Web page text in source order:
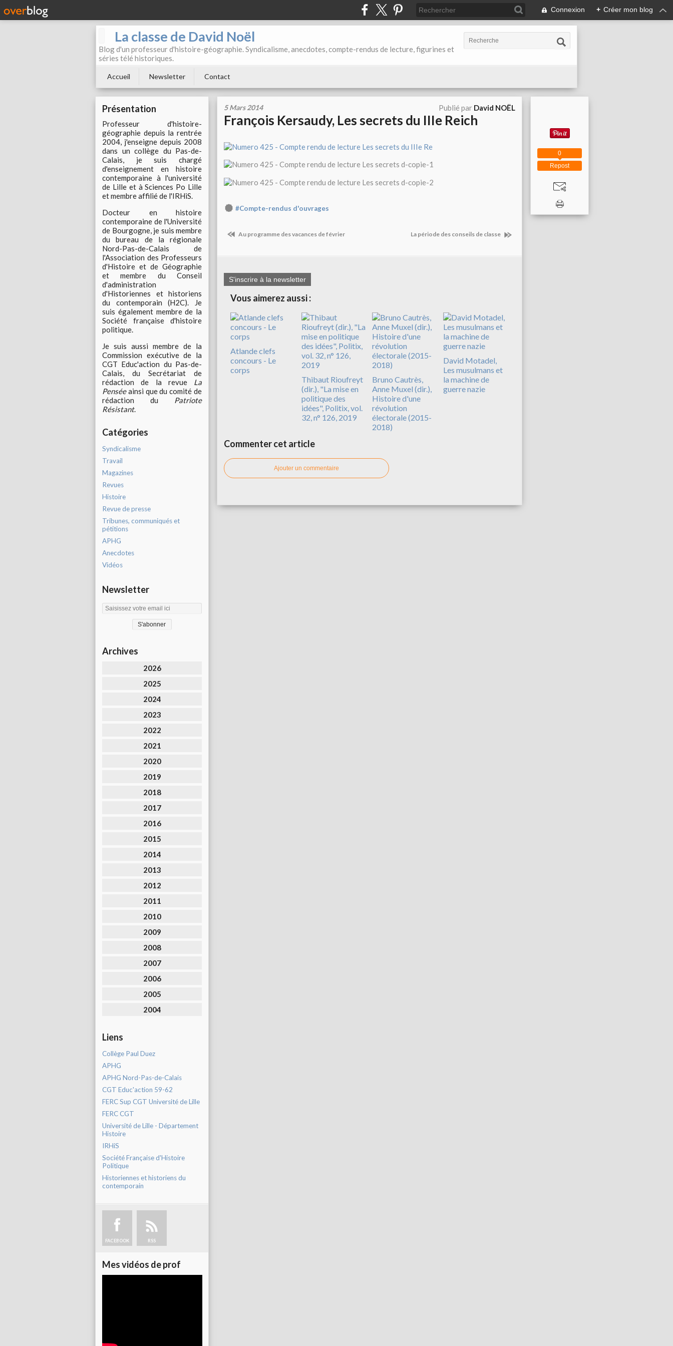
Connexion + Créer mon blog
La classe de David Noël
Blog d'un professeur d'histoire-géographie. Syndicalisme, anecdotes, compte-rendus de lecture, figurines et
séries télé historiques.
Accueil Newsletter Contact
Présentation
Professeur d'histoire-
géographie depuis la rentrée
2004, j'enseigne depuis 2008
dans un collège du Pas-de-
Calais, je suis chargé
d'enseignement en histoire
contemporaine à l'université
de Lille et à Sciences Po Lille
et membre affilié de l'IRHiS.
Docteur en histoire
contemporaine de l'Université
de Bourgogne, je suis membre
du bureau de la régionale
Nord-Pas-de-Calais de
l'Association des Professeurs
d'Histoire et de Géographie
et membre du Conseil
d'administration
d'Historiennes et historiens
du contemporain (H2C). Je
suis également membre de la
Société française d'histoire
politique.
Je suis aussi membre de la
Commission exécutive de la
CGT Educ'action du Pas-de-
Calais, du Secrétariat de
rédaction de la revue La
Penséeainsi que du comité de
rédaction du Patriote
Résistant.
Catégories
Syndicalisme
Travail
Magazines
Revues
Histoire
Revue de presse
Tribunes, communiqués et
pétitions
APHG
Anecdotes
Vidéos
Newsletter
Archives
2026
2025
2024
2023
2022
2021
2020
2019
2018
2017
2016
2015
2014
2013
2012
2011
2010
2009
2008
2007
2006
2005
2004
Liens
Collège Paul Duez
APHG
APHG Nord-Pas-de-Calais
CGT Educ'action 59-62
FERC Sup CGT Université de Lille
FERC CGT
Université de Lille - Département
Histoire
IRHiS
Société Française d'Histoire
Politique
Historiennes et historiens du
contemporain
FACEBOOK RSS
Mes vidéos de prof
5 Mars 2014 Publié par David NOËL
François Kersaudy, Les secrets du IIIe Reich
#Compte-rendus d'ouvrages
Au programme des vacances de février La période des conseils de classe
S'inscrire à la newsletter
Vous aimerez aussi :
Atlande clefs
concours - Le
corps
Thibaut Rioufreyt
(dir.), "La mise en
politique des
idées", Politix, vol.
32, n° 126, 2019
Bruno Cautrès,
Anne Muxel (dir.),
Histoire d'une
révolution
électorale (2015-
2018)
David Motadel,
Les musulmans et
la machine de
guerre nazie
Commenter cet article
Ajouter un commentaire
Repost
0